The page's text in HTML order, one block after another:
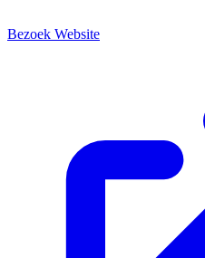
Bezoek Website